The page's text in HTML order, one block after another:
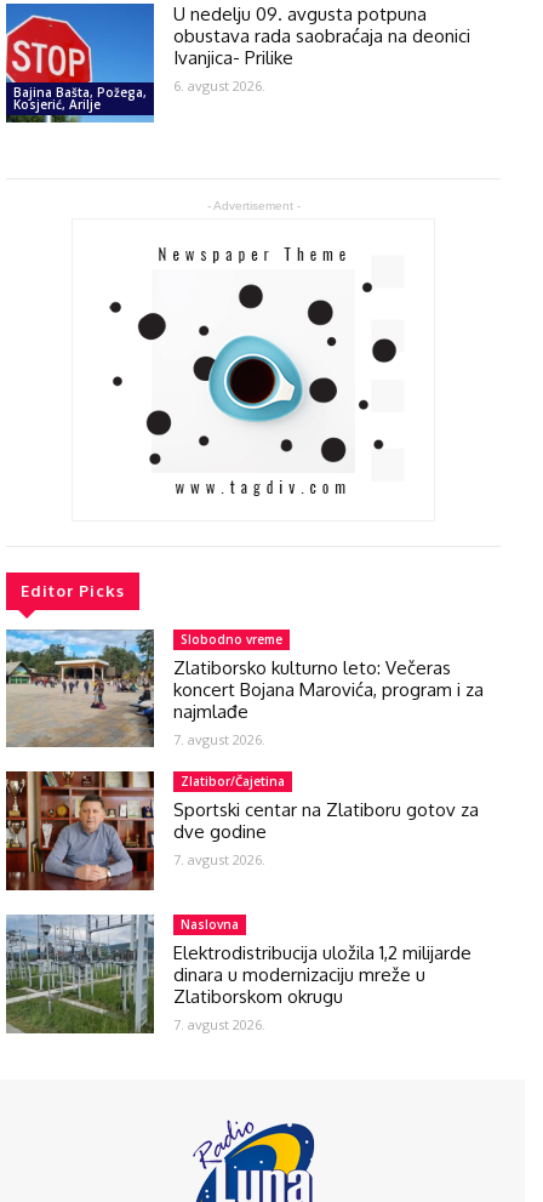
Bajina Bašta, Požega,
Kosjerić, Arilje
U nedelju 09. avgusta potpuna
obustava rada saobraćaja na deonici
Ivanjica- Prilike
6. avgust 2026.
- Advertisement -
Editor Picks
Slobodno vreme
Zlatiborsko kulturno leto: Večeras
koncert Bojana Marovića, program i za
najmlađe
7. avgust 2026.
Zlatibor/Čajetina
Sportski centar na Zlatiboru gotov za
dve godine
7. avgust 2026.
Naslovna
Elektrodistribucija uložila 1,2 milijarde
dinara u modernizaciju mreže u
Zlatiborskom okrugu
7. avgust 2026.